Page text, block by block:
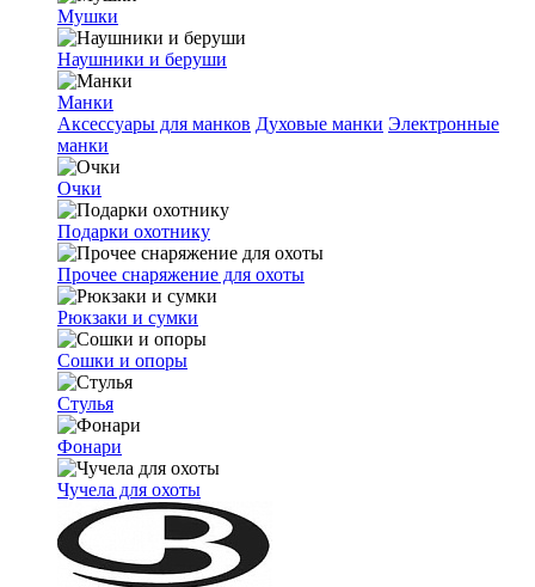
Мушки
Наушники и беруши
Манки
Аксессуары для манков Духовые манки Электронные
манки
Очки
Подарки охотнику
Прочее снаряжение для охоты
Рюкзаки и сумки
Сошки и опоры
Стулья
Фонари
Чучела для охоты